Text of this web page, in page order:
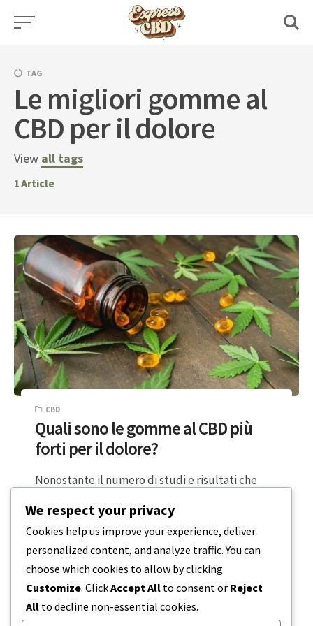
Skip
TAG
Le migliori gomme al
CBD per il dolore
View all tags
1Article
CBD
Quali sono le gomme al CBD più
forti per il dolore?
Nonostante il numero di studi e risultati che
come CBD, uno dei cannabinoidi più…
5 MINUTI DI LETTURA 20 DICEMBRE 2023
We respect your privacy
Cookies help us improve your experience, deliver
personalized content, and analyze traffic. You can
choose which cookies to allow by clicking
Customize. ClickAccept All to consent or Reject
All to decline non-essential cookies.